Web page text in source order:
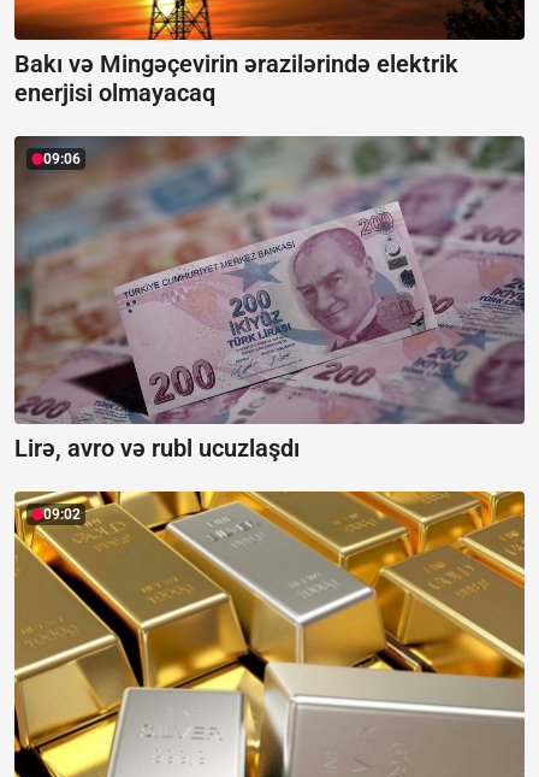
Bakı və Mingəçevirin ərazilərində elektrik
enerjisi olmayacaq
09:06
Lirə, avro və rubl ucuzlaşdı
09:02